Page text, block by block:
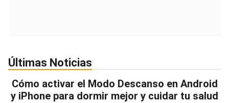
Últimas Noticias
Cómo activar el Modo Descanso en Android
y iPhone para dormir mejor y cuidar tu salud